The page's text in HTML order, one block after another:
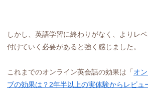
しかし、英語学習に終わりがなく、よりレ
付けていく必要があると強く感じました。
これまでのオンライン英会話の効果は「 オ
ブの効果は？2年半以上の実体験からレビュ